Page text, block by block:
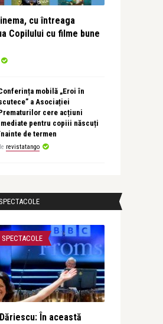
cu întreaga
Copilului cu filme bune
mobilă „Eroi în
a Asociației
cere acțiuni
pentru copiii născuți
de termen
revistatango
În această